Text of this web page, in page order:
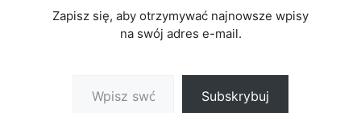
Zapisz się, aby otrzymywać najnowsze wpisy
na swój adres e-mail.
Subskrybuj